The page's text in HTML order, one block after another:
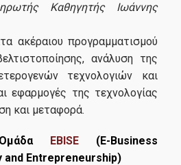
Καθηγητής Ιωάννης
ακέραιου προγραμματισμού
ανάλυση της
τεχνολογιών και
εφαρμογές της τεχνολογίας
και μεταφορά.
EBISE (E-Business
and Entrepreneurship)